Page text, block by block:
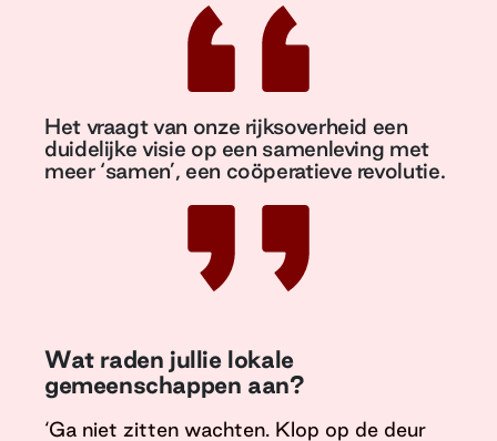
Het vraagt van onze rijksoverheid een
duidelijke visie op een samenleving met
meer ‘samen’, een coöperatieve revolutie.
Wat raden jullie lokale
gemeenschappen aan?
‘Ga niet zitten wachten. Klop op de deur